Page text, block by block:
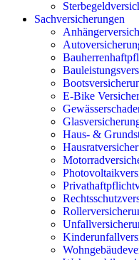
Sachversicherungen
E-Bike
Haus- &